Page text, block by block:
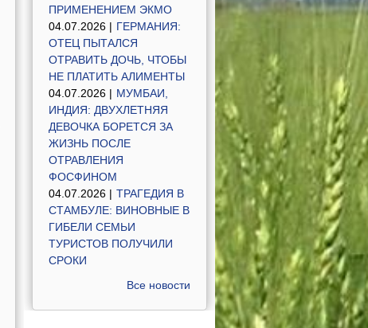
ПРИМЕНЕНИЕМ ЭКМО
04.07.2026 | ГЕРМАНИЯ:
ОТЕЦ ПЫТАЛСЯ
ОТРАВИТЬ ДОЧЬ, ЧТОБЫ
НЕ ПЛАТИТЬ АЛИМЕНТЫ
04.07.2026 | МУМБАИ,
ИНДИЯ: ДВУХЛЕТНЯЯ
ДЕВОЧКА БОРЕТСЯ ЗА
ЖИЗНЬ ПОСЛЕ
ОТРАВЛЕНИЯ
ФОСФИНОМ
04.07.2026 | ТРАГЕДИЯ В
СТАМБУЛЕ: ВИНОВНЫЕ В
ГИБЕЛИ СЕМЬИ
ТУРИСТОВ ПОЛУЧИЛИ
СРОКИ
Все новости